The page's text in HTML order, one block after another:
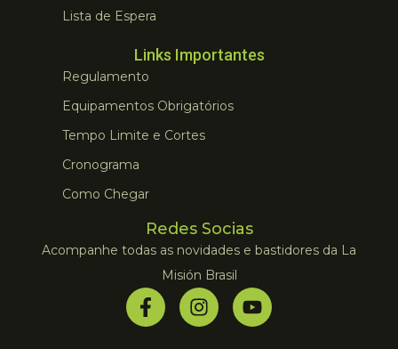
Lista de Espera
Links Importantes
Regulamento
Equipamentos Obrigatórios
Tempo Limite e Cortes
Cronograma
Como Chegar
Redes Socias
Acompanhe todas as novidades e bastidores da La
Misión Brasil